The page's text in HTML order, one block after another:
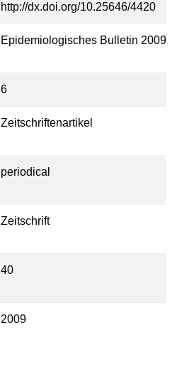
http://dx.doi.org/10.25646/4420
Epidemiologisches Bulletin 2009
6
Zeitschriftenartikel
periodical
Zeitschrift
40
2009